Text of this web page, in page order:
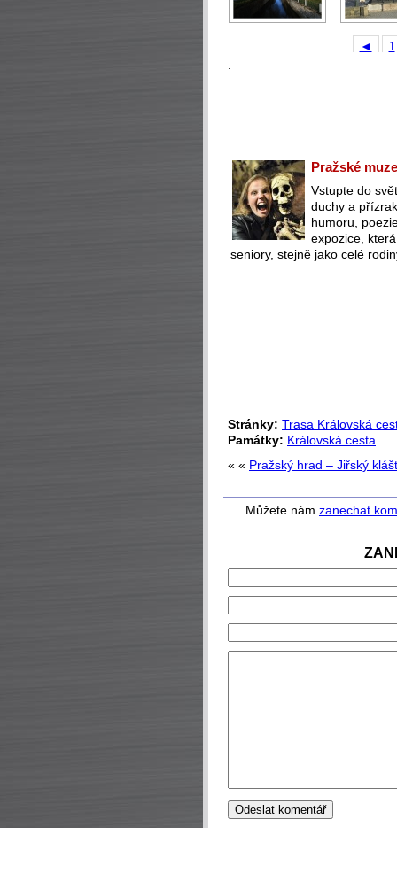
◄
1
Pražské
Vstupte do
duchy a
humoru,
expozice,
seniory, stejně jako celé
Stránky: Trasa Královská
Památky: Královská cesta
« « Pražský hrad – Jiřský
Můžete nám zanechat